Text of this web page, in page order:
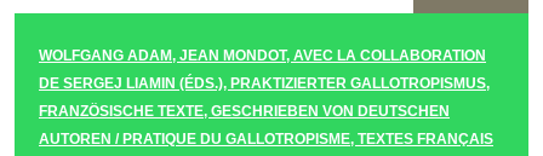
WOLFGANG ADAM, JEAN MONDOT, AVEC LA COLLABORATION
DE SERGEJ LIAMIN (ÉDS.), PRAKTIZIERTER GALLOTROPISMUS,
FRANZÖSISCHE TEXTE, GESCHRIEBEN VON DEUTSCHEN
AUTOREN / PRATIQUE DU GALLOTROPISME, TEXTES FRANÇAIS